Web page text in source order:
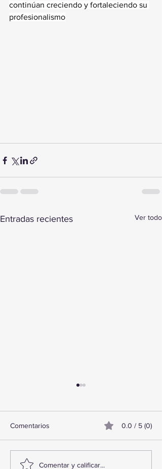
continúan creciendo y fortaleciendo su
profesionalismo
Entradas recientes Ver todo
TourTravelynByFraveo
Comentarios 0.0 / 5 (0)
Comentar y calificar...